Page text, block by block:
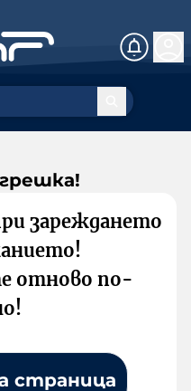
зареждането
отново по-
страница